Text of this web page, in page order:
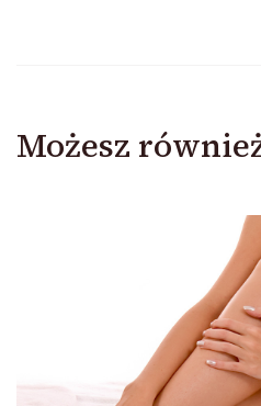
Możesz